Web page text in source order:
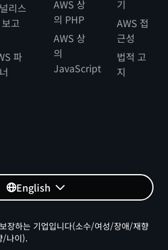
리스
고
파
AWS 상
의 PHP
AWS 상
의
JavaScript
기
AWS 접
근성
법적 고
지
English
장하는 기업입니다(소수/여성/장애/재향
/나이).